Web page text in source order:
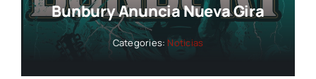
Bunbury Anuncia Nueva Gira
Categories: Noticias